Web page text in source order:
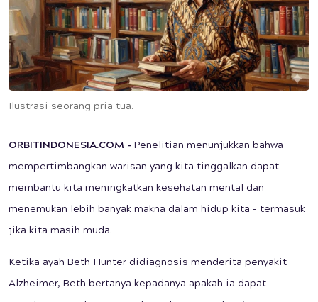
Ilustrasi seorang pria tua.
ORBITINDONESIA.COM - Penelitian menunjukkan bahwa
mempertimbangkan warisan yang kita tinggalkan dapat
membantu kita meningkatkan kesehatan mental dan
menemukan lebih banyak makna dalam hidup kita – termasuk
jika kita masih muda.
Ketika ayah Beth Hunter didiagnosis menderita penyakit
Alzheimer, Beth bertanya kepadanya apakah ia dapat